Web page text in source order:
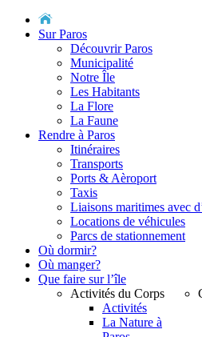
Sur Paros
Découvrir Paros
Municipalité
Notre Île
Les Habitants
La Flore
La Faune
Rendre à Paros
Itinéraires
Transports
Ports & Aèroport
Taxis
Liaisons maritimes avec
Locations de véhicules
Parcs de stationnement
Où dormir?
Où manger?
Que faire sur l’île
Activités du Corps
Activités
La Nature à